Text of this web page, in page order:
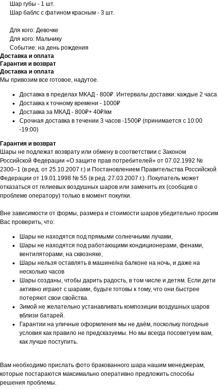
Шар губы - 1 шт.
Шар баблс с фатином красным - 3 шт.
Для кого: Девочке
Для кого: Мальчику
Событие: на день рождения
Доставка и оплата
Гарантия и возврат
Доставка и оплата
Мы привозим все готовое, надутое.
Доставка в пределах МКАД - 800₽. Интервалы доставки: каждые 2 часа
Доставка к точному времени - 1000₽
Доставка за МКАД - 800₽+ 40₽/км
Срочная доставка в течении 3 часов -1500₽ (принимается с 10:00
-19:00)
Гарантия и возврат
Шары не подлежат возврату или обмену в соответствии с Законом
Российской Федерации «О защите прав потребителей» от 07.02.1992 №
2300–1 (в ред. от 25.10.2007 г.) и Постановлением Правительства Российской
Федерации от 19.01.1998 № 55 (в ред. 27.03.2007 г.). Покупатель может
отказаться от гелиевых воздушных шаров или заменить их (сообщив о
проблеме оператору) только в момент покупки.
Вне зависимости от формы, размера и стоимости шаров убедительно просим
Вас проверить, что:
Шары не находятся под прямыми солнечными лучами,
Шары не находятся под работающими кондиционерами, фенами,
вентиляторами, на сквозняке,
Шары нельзя оставлять в машине/на балконе на ночь, и даже на
несколько часов
Шары созданы, чтобы дарить радость, в том числе и детям. Если дети
активно играют с шарами, будьте готовы к тому, что они быстрее
потеряют свои свойства.
Зимой не желательно устанавливать композиции воздушных шаров
вблизи батарей.
Гарантии на уличные оформления мы не даём, поскольку погодные
условия как правило не предсказуемы. Но мы всегда посоветуем вам,
как лучше поступить.
Вам необходимо прислать фото бракованного шара нашим менеджерам,
которые постараются максимально оперативно предложить способы
решения проблемы.